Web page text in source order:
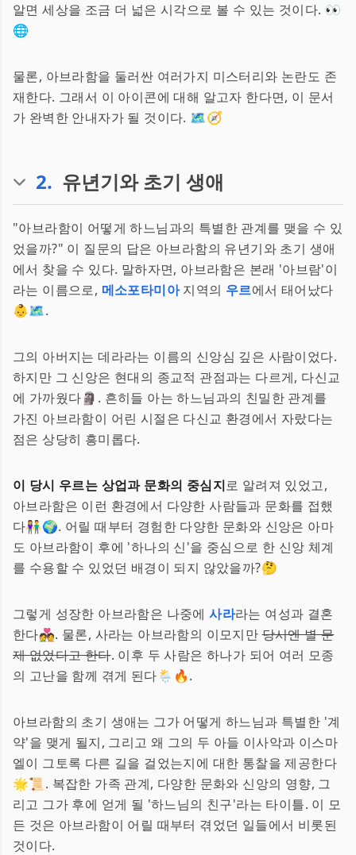
알면 세상을 조금 더 넓은 시각으로 볼 수 있는 것이다. 👀
🌐
물론, 아브라함을 둘러싼 여러가지 미스터리와 논란도 존
재한다. 그래서 이 아이콘에 대해 알고자 한다면, 이 문서
가 완벽한 안내자가 될 것이다. 🗺️🧭
2. 유년기와 초기 생애
"아브라함이 어떻게 하느님과의 특별한 관계를 맺을 수 있
었을까?" 이 질문의 답은 아브라함의 유년기와 초기 생애
에서 찾을 수 있다. 말하자면, 아브라함은 본래 '아브람'이
라는 이름으로, 메소포타미아지역의 우르에서 태어났다
👶🗺️.
그의 아버지는 데라라는 이름의 신앙심 깊은 사람이었다.
하지만 그 신앙은 현대의 종교적 관점과는 다르게, 다신교
에 가까웠다🗿. 흔히들 아는 하느님과의 친밀한 관계를
가진 아브라함이 어린 시절은 다신교 환경에서 자랐다는
점은 상당히 흥미롭다.
이 당시 우르는 상업과 문화의 중심지로 알려져 있었고,
아브라함은 이런 환경에서 다양한 사람들과 문화를 접했
다👫🌍. 어릴 때부터 경험한 다양한 문화와 신앙은 아마
도 아브라함이 후에 '하나의 신'을 중심으로 한 신앙 체계
를 수용할 수 있었던 배경이 되지 않았을까?🤔
그렇게 성장한 아브라함은 나중에사라라는 여성과 결혼
한다💑. 물론, 사라는 아브라함의 이모지만당시엔 별 문
제 없었다고 한다. 이후 두 사람은 하나가 되어 여러 모종
의 고난을 함께 겪게 된다🌦️🔥.
아브라함의 초기 생애는 그가 어떻게 하느님과 특별한 '계
약'을 맺게 될지, 그리고 왜 그의 두 아들 이사악과 이스마
엘이 그토록 다른 길을 걸었는지에 대한 통찰을 제공한다
🌟📜. 복잡한 가족 관계, 다양한 문화와 신앙의 영향, 그
리고 그가 후에 얻게 될 '하느님의 친구'라는 타이틀. 이 모
든 것은 아브라함이 어릴 때부터 겪었던 일들에서 비롯된
것이다.